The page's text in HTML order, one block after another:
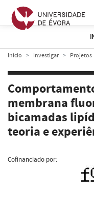
Início Investigar Projetos
membrana
bicamadas
teoria e
Cofinanciado por: